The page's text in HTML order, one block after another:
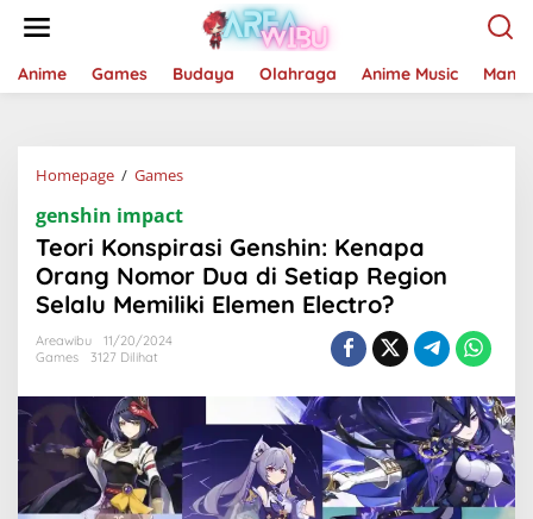
Anime Games Budaya Olahraga Anime Music
Homepage / GamesTeori
Genshin:
Kenapa
Orang
Nomor
Dua
Elemen
Electro?
genshin impact
Teori Konspirasi Genshin: Kenapa
Orang Nomor Dua di Setiap Region
Selalu Memiliki Elemen Electro?
Areawibu
11/20/2024
Games
3127 Dilihat